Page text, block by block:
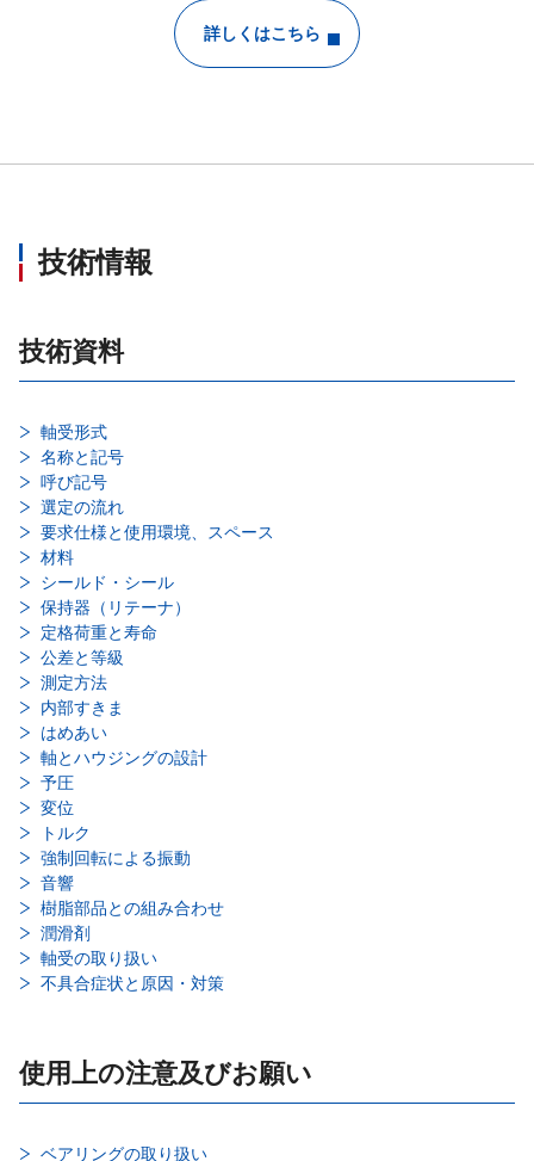
詳しくはこちら
技術情報
技術資料
軸受形式
名称と記号
呼び記号
選定の流れ
要求仕様と使用環境、スペース
材料
シールド・シール
保持器（リテーナ）
定格荷重と寿命
公差と等級
測定方法
内部すきま
はめあい
軸とハウジングの設計
予圧
変位
トルク
強制回転による振動
音響
樹脂部品との組み合わせ
潤滑剤
軸受の取り扱い
不具合症状と原因・対策
使用上の注意及びお願い
ベアリングの取り扱い